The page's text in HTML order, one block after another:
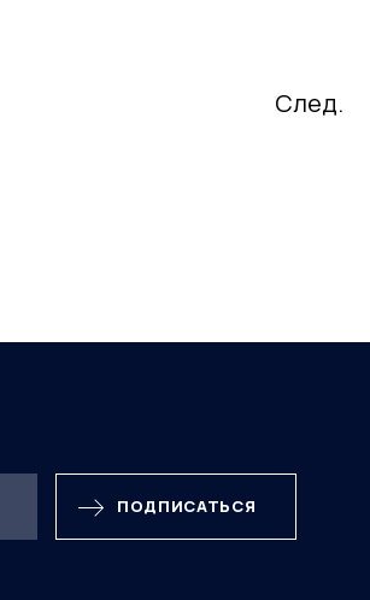
След.
ПОДПИСАТЬСЯ